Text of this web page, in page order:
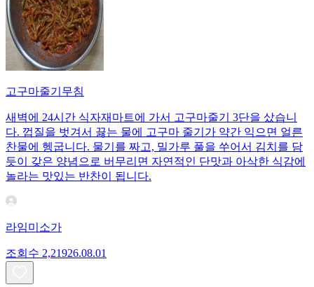
고구마줄기무침
새벽에 24시간 식자재마트에 가서 고구마줄기 3단을 샀습니
다. 껍질을 벗겨서 끓는 물에 고구마 줄기가 약간 익으면 얼른
찬물에 헹굽니다. 물기를 짜고, 밀가루 풀을 쑤어서 김치를 담
듯이 갖은 양념으로 버무리면 자연적인 단맛과 아삭한 식감에
놀라는 맛있는 반찬이 됩니다.
라임미소가
조회수 2,21926.08.01